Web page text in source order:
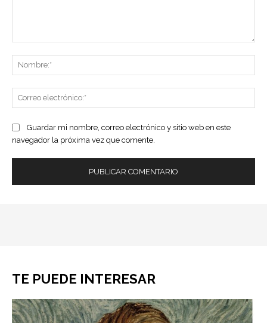
Guardar mi nombre, correo electrónico y sitio web en este
navegador la próxima vez que comente.
TE PUEDE INTERESAR